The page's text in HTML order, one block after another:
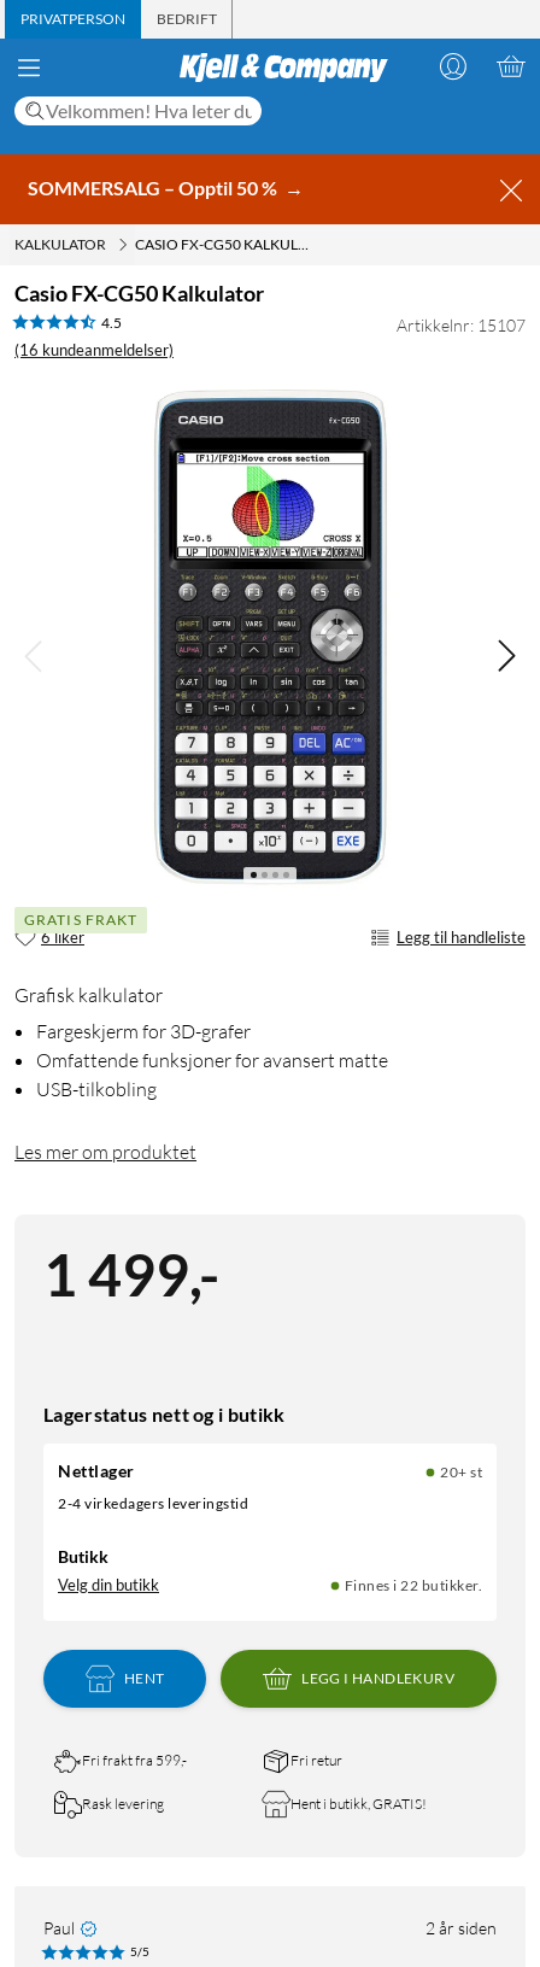
PRIVATPERSON BEDRIFT
SOMMERSALG – Opptil 50 % →
KALKULATOR CASIO FX-CG50 KALKULATOR
Casio FX-CG50 Kalkulator
4.5
(16 kundeanmeldelser)
Artikkelnr: 15107
GRATIS FRAKT
6 liker Legg til handleliste
Grafisk kalkulator
Fargeskjerm for 3D-grafer
Omfattende funksjoner for avansert matte
USB-tilkobling
Les mer om produktet
1 499,-
Lagerstatus nett og i butikk
Nettlager
20+ st
2-4 virkedagers leveringstid
Butikk
Velg din butikk Finnes i 22 butikker.
HENT LEGG I HANDLEKURV
Fri frakt fra 599,- Fri retur
Rask levering Hent i butikk, GRATIS!
Paul 2 år siden
5/5